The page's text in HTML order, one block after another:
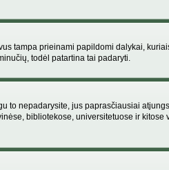
tampa prieinami papildomi dalykai,
todėl patartina tai padaryti.
to nepadarysite, jus paprasčiausiai
bibliotekose, universitetuose ir